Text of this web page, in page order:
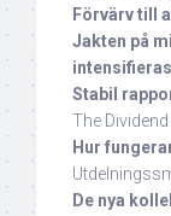
Förvärv till
Jakten på
intensifieras
Stabil
The
Hur
De nya